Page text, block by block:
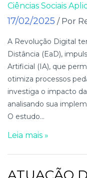
Ciências Sociais
17/02/2025 / Por
A Revolução Digital
Distância (EaD),
Artificial (IA), que
otimiza processos
investiga o impacto
analisando sua
O estudo...
Leia mais »